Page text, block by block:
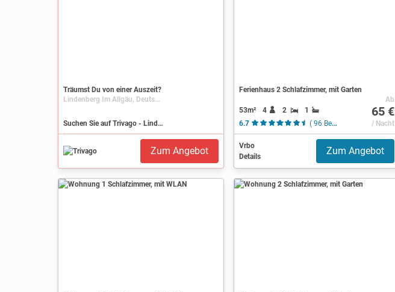
Träumst Du von einer Auszeit?
Lindenberg Im Allgäu, Deutschland, Bayern, Allgäu
Suchen Sie auf Trivago - Lindenberg Im Allgäu
Zum Angebot
Ferienhaus 2 Schlafzimmer, mit Garten
53m² 4 2
1
6.7
( 96 Bewertungen )
Ab
65 €
/ Nacht
Vrbo
Details
Zum Angebot